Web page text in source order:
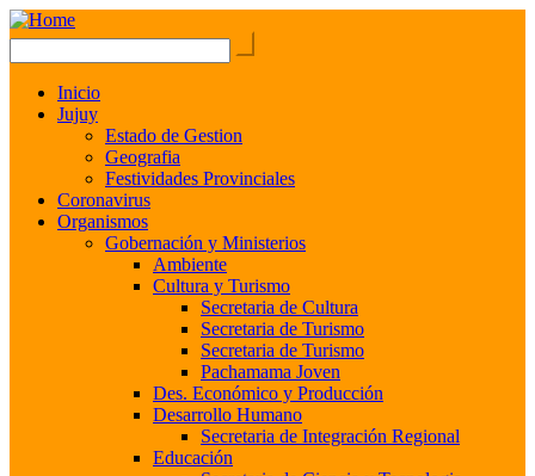
Inicio
Jujuy
Estado de Gestion
Geografia
Festividades Provinciales
Coronavirus
Organismos
Gobernación y Ministerios
Ambiente
Cultura y Turismo
Secretaria de Cultura
Secretaria de Turismo
Secretaria de Turismo
Pachamama Joven
Des. Económico y Producción
Desarrollo Humano
Secretaria de Integración Regional
Educación